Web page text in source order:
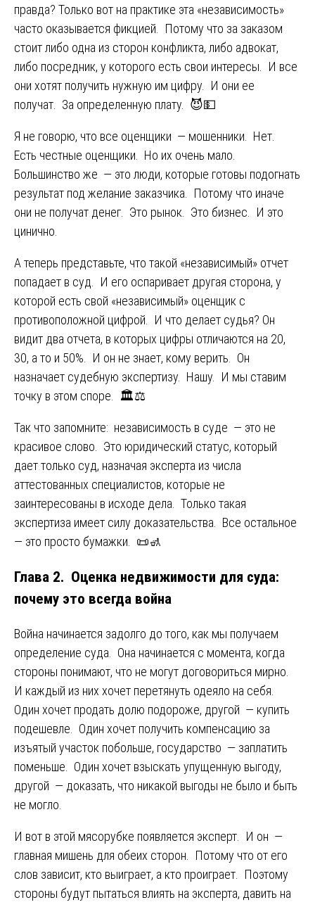
правда? Только вот на практике эта «независимость»
часто оказывается фикцией. Потому что за заказом
стоит либо одна из сторон конфликта, либо адвокат,
либо посредник, у которого есть свои интересы. И все
они хотят получить нужную им цифру. И они ее
получат. За определенную плату. 😈💵
Я не говорю, что все оценщики — мошенники. Нет.
Есть честные оценщики. Но их очень мало.
Большинство же — это люди, которые готовы подогнать
результат под желание заказчика. Потому что иначе
они не получат денег. Это рынок. Это бизнес. И это
цинично.
А теперь представьте, что такой «независимый» отчет
попадает в суд. И его оспаривает другая сторона, у
которой есть свой «независимый» оценщик с
противоположной цифрой. И что делает судья? Он
видит два отчета, в которых цифры отличаются на 20,
30, а то и 50%. И он не знает, кому верить. Он
назначает судебную экспертизу. Нашу. И мы ставим
точку в этом споре. 🏛️⚖️
Так что запомните: независимость в суде — это не
красивое слово. Это юридический статус, который
дает только суд, назначая эксперта из числа
аттестованных специалистов, которые не
заинтересованы в исходе дела. Только такая
экспертиза имеет силу доказательства. Все остальное
— это просто бумажки. 📜🚮
Глава 2. Оценка недвижимости для суда:
почему это всегда война
Война начинается задолго до того, как мы получаем
определение суда. Она начинается с момента, когда
стороны понимают, что не могут договориться мирно.
И каждый из них хочет перетянуть одеяло на себя.
Один хочет продать долю подороже, другой — купить
подешевле. Один хочет получить компенсацию за
изъятый участок побольше, государство — заплатить
поменьше. Один хочет взыскать упущенную выгоду,
другой — доказать, что никакой выгоды не было и быть
не могло.
И вот в этой мясорубке появляется эксперт. И он —
главная мишень для обеих сторон. Потому что от его
слов зависит, кто выиграет, а кто проиграет. Поэтому
стороны будут пытаться влиять на эксперта, давить на